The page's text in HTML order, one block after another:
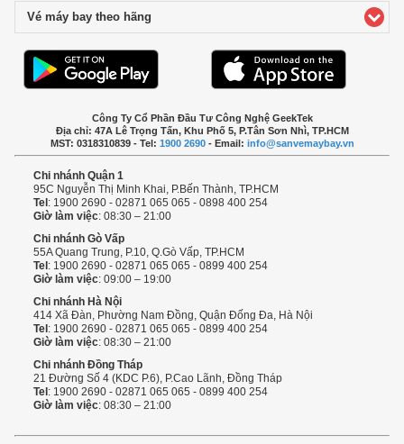
Vé máy bay theo hãng
Công Ty Cổ Phần Đầu Tư Công Nghệ GeekTek
Địa chỉ: 47A Lê Trọng Tấn, Khu Phố 5, P.Tân Sơn Nhì, TP.HCM
MST: 0318310839 - Tel: 1900 2690- Email: info@sanvemaybay.vn
Chi nhánh Quận 1
95C Nguyễn Thị Minh Khai, P.Bến Thành, TP.HCM
Tel : 1900 2690 - 02871 065 065 - 0898 400 254
Giờ làm việc: 08:30 – 21:00
Chi nhánh Gò Vấp
55A Quang Trung, P.10, Q.Gò Vấp, TP.HCM
Tel : 1900 2690 - 02871 065 065 - 0899 400 254
Giờ làm việc: 09:00 – 19:00
Chi nhánh Hà Nội
414 Xã Đàn, Phường Nam Đồng, Quận Đống Đa, Hà Nội
Tel : 1900 2690 - 02871 065 065 - 0899 400 254
Giờ làm việc: 08:30 – 21:00
Chi nhánh Đồng Tháp
21 Đường Số 4 (KDC P.6), P.Cao Lãnh, Đồng Tháp
Tel : 1900 2690 - 02871 065 065 - 0899 400 254
Giờ làm việc: 08:30 – 21:00